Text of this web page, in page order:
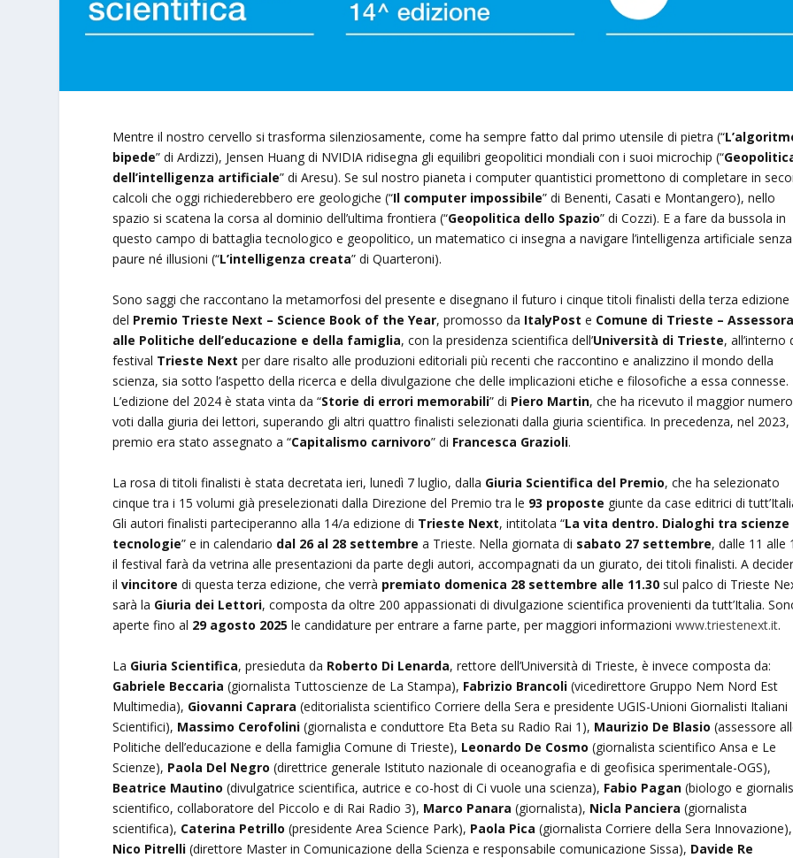
Mentre il nostro cervello si trasforma silenziosamente, come ha sempre fatto dal primo utensile di pietra (“
bipede” di Ardizzi), Jensen Huang di NVIDIA ridisegna gli equilibri geopolitici mondiali con i suoi microchip (“
dell’intelligenza artificiale” di Aresu). Se sul nostro pianeta i computer quantistici promettono di completare in
calcoli che oggi richiederebbero ere geologiche (“Il computer impossibile” di Benenti, Casati e Montangero), nello
spazio si scatena la corsa al dominio dell’ultima frontiera (“Geopolitica dello Spazio” di Cozzi). E a fare da bussola in
questo campo di battaglia tecnologico e geopolitico, un matematico ci insegna a navigare l’intelligenza artificiale senza
paure né illusioni (“L’intelligenza creata” di Quarteroni).
Sono saggi che raccontano la metamorfosi del presente e disegnano il futuro i cinque titoli finalisti della terza edizione
del Premio Trieste Next – Science Book of the Year, promosso da ItalyPost e Comune di Trieste –
alle Politiche dell’educazione e della famiglia, con la presidenza scientifica dell’Università di Trieste, all’interno
festival Trieste Next per dare risalto alle produzioni editoriali più recenti che raccontino e analizzino il mondo della
scienza, sia sotto l’aspetto della ricerca e della divulgazione che delle implicazioni etiche e filosofiche a essa connesse.
L’edizione del 2024 è stata vinta da “Storie di errori memorabili” di Piero Martin, che ha ricevuto il maggior
voti dalla giuria dei lettori, superando gli altri quattro finalisti selezionati dalla giuria scientifica. In precedenza, nel 2023,
premio era stato assegnato a “Capitalismo carnivoro” di Francesca Grazioli.
La rosa di titoli finalisti è stata decretata ieri, lunedì 7 luglio, dalla Giuria Scientifica del Premio, che ha selezionato
cinque tra i 15 volumi già preselezionati dalla Direzione del Premio tra le 93 proposte giunte da case editrici di
Gli autori finalisti parteciperanno alla 14/a edizione di Trieste Next, intitolata “La vita dentro. Dialoghi tra scienze
tecnologie” e in calendario dal 26 al 28 settembre a Trieste. Nella giornata di sabato 27 settembre, dalle 11 alle
il festival farà da vetrina alle presentazioni da parte degli autori, accompagnati da un giurato, dei titoli finalisti. A
ilvincitore di questa terza edizione, che verrà premiato domenica 28 settembre alle 11.30 sul palco di Trieste
sarà la Giuria dei Lettori, composta da oltre 200 appassionati di divulgazione scientifica provenienti da tutt’Italia.
aperte fino al 29 agosto 2025 le candidature per entrare a farne parte, per maggiori informazioniwww.triestenext.it.
La Giuria Scientifica, presieduta da Roberto Di Lenarda, rettore dell’Università di Trieste, è invece composta da:
Gabriele Beccaria (giornalista Tuttoscienze de La Stampa), Fabrizio Brancoli (vicedirettore Gruppo Nem Nord Est
Multimedia), Giovanni Caprara (editorialista scientifico Corriere della Sera e presidente UGIS-Unioni Giornalisti Italiani
Scientifici), Massimo Cerofolini (giornalista e conduttore Eta Beta su Radio Rai 1), Maurizio De Blasio (assessore
Politiche dell’educazione e della famiglia Comune di Trieste), Leonardo De Cosmo (giornalista scientifico Ansa e Le
Scienze), Paola Del Negro (direttrice generale Istituto nazionale di oceanografia e di geofisica sperimentale-OGS),
Beatrice Mautino (divulgatrice scientifica, autrice e co-host di Ci vuole una scienza), Fabio Pagan (biologo e
scientifico, collaboratore del Piccolo e di Rai Radio 3), Marco Panara (giornalista), Nicla Panciera (giornalista
scientifica), Caterina Petrillo (presidente Area Science Park), Paola Pica (giornalista Corriere della Sera Innovazione),
Nico Pitrelli (direttore Master in Comunicazione della Scienza e responsabile comunicazione Sissa), Davide Re